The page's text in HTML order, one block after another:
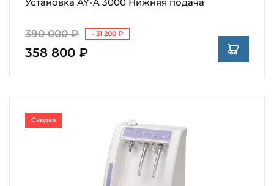
390 000 ₽ - 31 200 ₽
358 800 ₽
Скидка